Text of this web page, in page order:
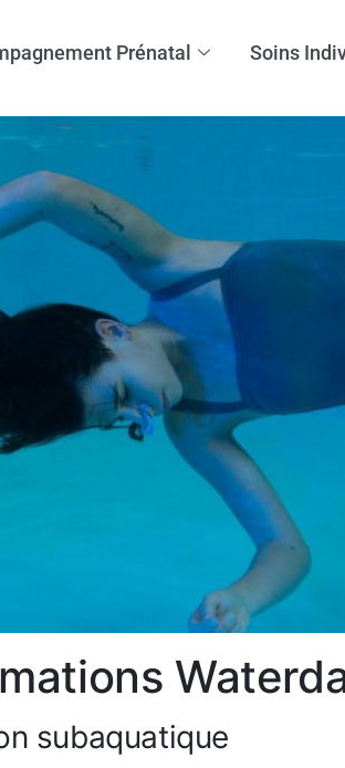
Prénatal Soins
subaquatique